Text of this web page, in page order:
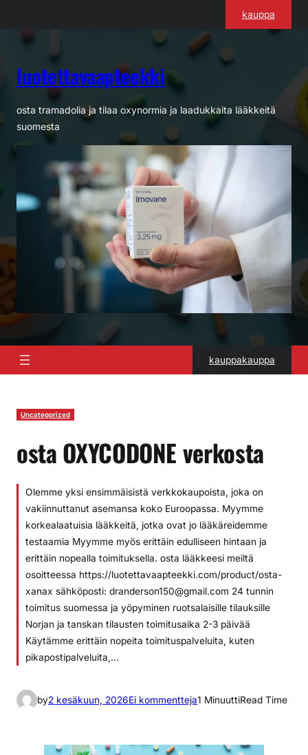
kauppa
luotettavaapteekki
osta tramadolia ja tilaa oxynormia ja laadukkaita lääkkeitä
suomesta
kauppakauppa
Uncategorized
osta OXYCODONE verkosta
Olemme yksi ensimmäisistä verkkokaupoista, joka on
vakiinnuttanut asemansa koko Euroopassa. Myymme
korkealaatuisia lääkkeitä, jotka ovat jo lääkäreidemme
testaamia Myymme myös erittäin edulliseen hintaan ja
erittäin nopealla toimituksella. osta lääkkeesi meiltä
osoitteessa https://luotettavaapteekki.com/product/osta-
xanax sähköposti: dranderson150@gmail.com 24 tunnin
toimitus suomessa ja yöpyminen ruotsalaisille tilauksille
Norjan ja tanskan tilausten toimitusaika 2-3 päivää
Käytämme erittäin nopeita toimituspalveluita, kuten
pikapostipalveluita,…
by2 kesäkuun, 2026Ei kommenttejaa
i
1 MinuuttiRead Time